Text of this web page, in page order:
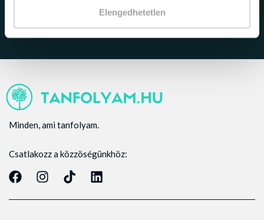
Elengedhetetlen
Minden, ami tanfolyam.
Csatlakozz a közzöségünkhöz: